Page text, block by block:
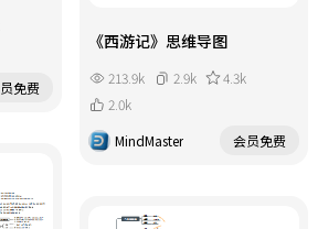
免费
《西游记》思维导图
213.9k 2.9k
4.3k
2.0k
MindMaster
会员免费